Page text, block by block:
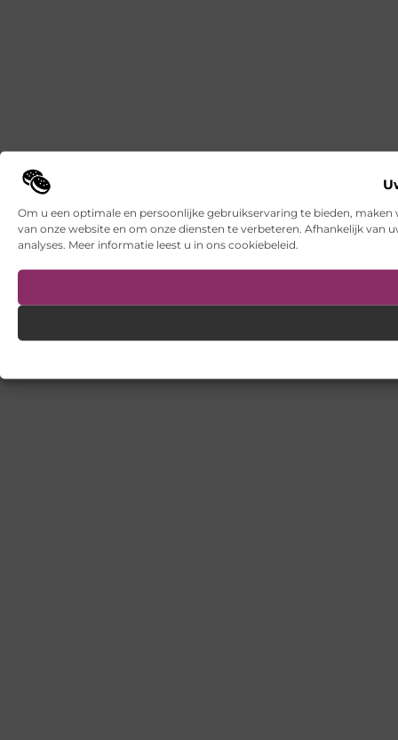
Om u een optimale en persoonlijke gebruikservaring te bieden,
van onze website en om onze diensten te verbeteren. Afhankelijk
analyses. Meer informatie leest u in ons cookiebeleid.